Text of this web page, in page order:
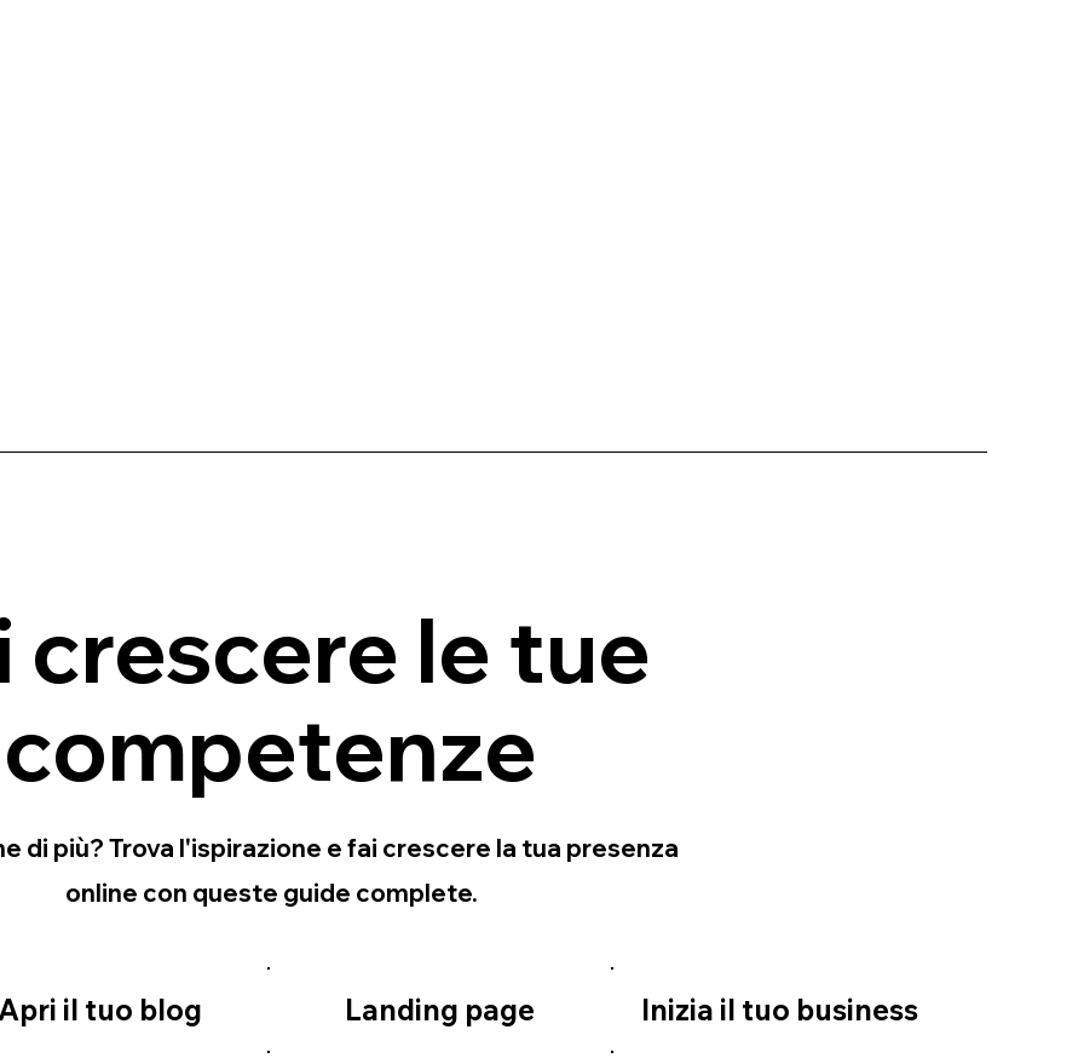
crescere le tue
competenze
di più? Trova l'ispirazione e fai crescere la tua presenza
online con queste guide complete.
il tuo blog Landing page Inizia il tuo business